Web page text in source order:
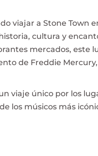
viajar a Stone Town
cultura y
mercados, este
de Freddie
viaje único por los
los músicos más